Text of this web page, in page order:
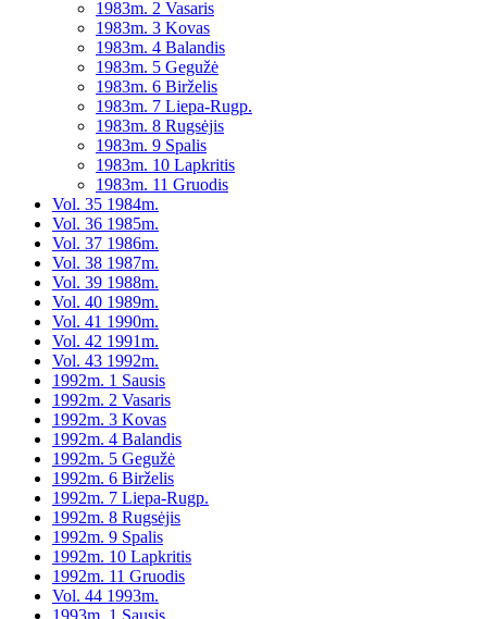
1983m. 2 Vasaris
1983m. 3 Kovas
1983m. 4 Balandis
1983m. 5 Gegužė
1983m. 6 Birželis
1983m. 7 Liepa-Rugp.
1983m. 8 Rugsėjis
1983m. 9 Spalis
1983m. 10 Lapkritis
1983m. 11 Gruodis
Vol. 35 1984m.
Vol. 36 1985m.
Vol. 37 1986m.
Vol. 38 1987m.
Vol. 39 1988m.
Vol. 40 1989m.
Vol. 41 1990m.
Vol. 42 1991m.
Vol. 43 1992m.
1992m. 1 Sausis
1992m. 2 Vasaris
1992m. 3 Kovas
1992m. 4 Balandis
1992m. 5 Gegužė
1992m. 6 Birželis
1992m. 7 Liepa-Rugp.
1992m. 8 Rugsėjis
1992m. 9 Spalis
1992m. 10 Lapkritis
1992m. 11 Gruodis
Vol. 44 1993m.